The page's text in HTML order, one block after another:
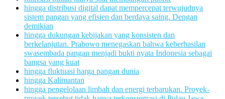
hingga distribusi digital dapat mempercepat terwujudnya
sistem pangan yang efisien dan berdaya saing. Dengan
demikian
hingga dukungan kebijakan yang konsisten dan
berkelanjutan. Prabowo menegaskan bahwa keberhasilan
swasembada pangan menjadi bukti nyata Indonesia sebagai
bangsa yang kuat
hingga fluktuasi harga pangan dunia
hingga Kalimantan
hingga pengelolaan limbah dan energi terbarukan. Proyek-